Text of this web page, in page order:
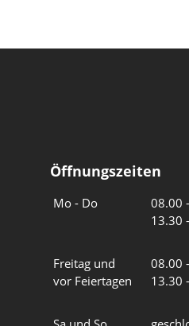
Öffnungszeiten
Mo - Do
08.00
13.30
Freitag und
vor Feiertagen
08.00
13.30